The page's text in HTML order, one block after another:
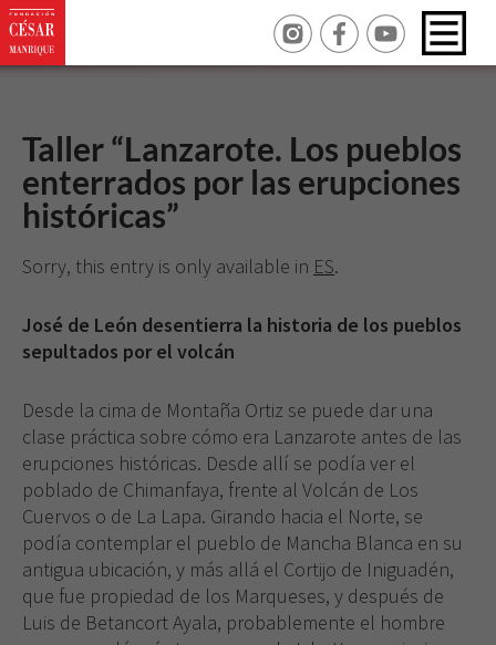
Taller “Lanzarote. Los pueblos
enterrados por las erupciones
históricas”
Sorry, this entry is only available in ES.
José de León desentierra la historia de los pueblos
sepultados por el volcán
Desde la cima de Montaña Ortiz se puede dar una
clase práctica sobre cómo era Lanzarote antes de las
erupciones históricas. Desde allí se podía ver el
poblado de Chimanfaya, frente al Volcán de Los
Cuervos o de La Lapa. Girando hacia el Norte, se
podía contemplar el pueblo de Mancha Blanca en su
antigua ubicación, y más allá el Cortijo de Iniguadén,
que fue propiedad de los Marqueses, y después de
Luis de Betancort Ayala, probablemente el hombre